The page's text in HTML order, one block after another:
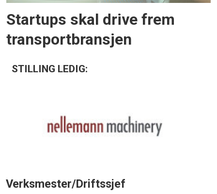
Startups skal drive frem
transportbransjen
STILLING LEDIG:
Verksmester/Driftssjef